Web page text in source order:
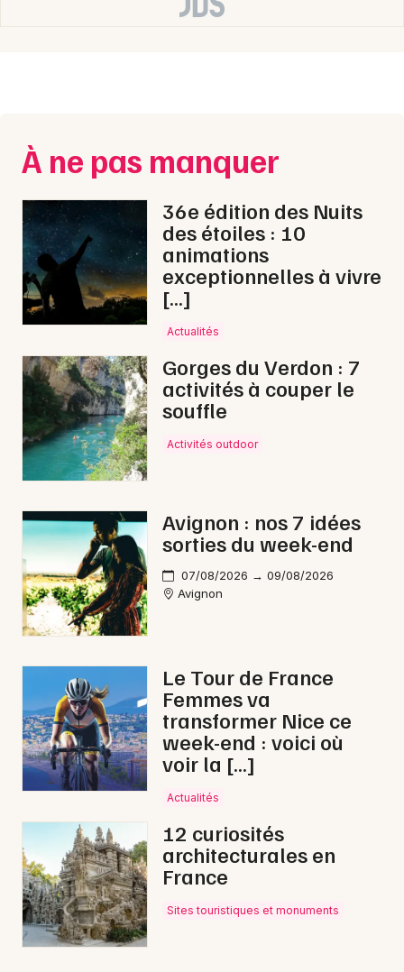
À ne pas manquer
36e édition des Nuits
des étoiles : 10
animations
exceptionnelles à vivre
[…]
Actualités
Gorges du Verdon : 7
activités à couper le
souffle
Activités outdoor
Avignon : nos 7 idées
sorties du week-end
07/08/2026 → 09/08/2026
Avignon
Le Tour de France
Femmes va
transformer Nice ce
week-end : voici où
voir la […]
Actualités
12 curiosités
architecturales en
France
Sites touristiques et monuments